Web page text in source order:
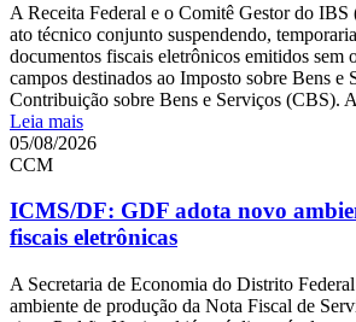
A Receita Federal e o Comitê Gestor do
ato técnico conjunto suspendendo,
documentos fiscais eletrônicos emitidos sem
campos destinados ao Imposto sobre Bens e
Contribuição sobre Bens e Serviços (CBS). A
Leia mais
05/08/2026
CCM
ICMS/DF: GDF adota novo
fiscais eletrônicas
A Secretaria de Economia do Distrito
ambiente de produção da Nota Fiscal de